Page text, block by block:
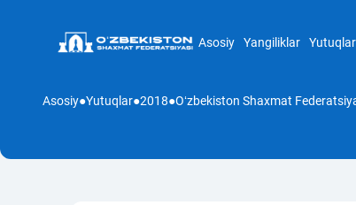
Asosiy Yangiliklar Yutuqlar
Asosiy●Yutuqlar●2018●Oʻzbekiston Shaxmat